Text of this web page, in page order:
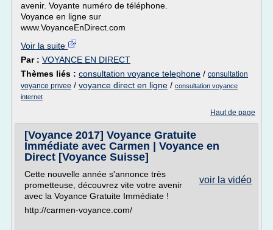
avenir. Voyante numéro de téléphone.
Voyance en ligne sur
www.VoyanceEnDirect.com
Voir la suite
Par : VOYANCE EN DIRECT
Thèmes liés : consultation voyance telephone / consultation
voyance privee / voyance direct en ligne / consultation voyance
internet
Haut de page
[Voyance 2017] Voyance Gratuite
Immédiate avec Carmen | Voyance en
Direct [Voyance Suisse]
voir la vidéo
Cette nouvelle année s'annonce très
prometteuse, découvrez vite votre avenir
avec la Voyance Gratuite Immédiate !
http://carmen-voyance.com/